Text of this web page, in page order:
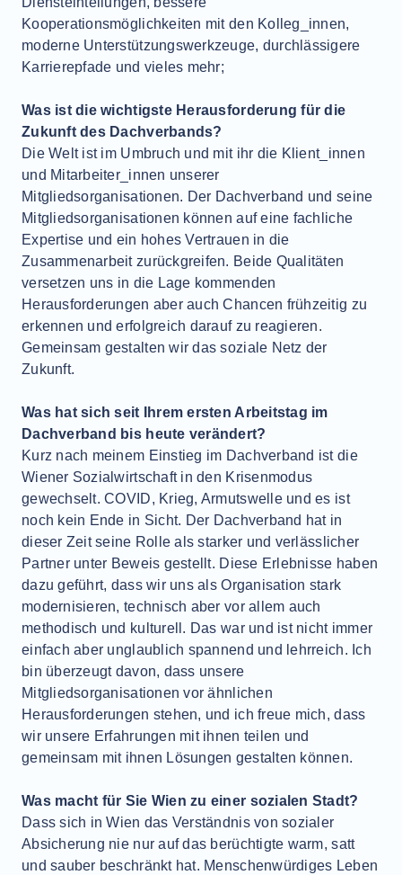
Kooperationsmöglichkeiten mit den Kolleg_innen,
moderne Unterstützungswerkzeuge, durchlässigere
Karrierepfade und vieles mehr;
Was ist die wichtigste Herausforderung für die
Zukunft des Dachverbands?
Die Welt ist im Umbruch und mit ihr die Klient_innen
und Mitarbeiter_innen unserer
Mitgliedsorganisationen. Der Dachverband und seine
Mitgliedsorganisationen können auf eine fachliche
Expertise und ein hohes Vertrauen in die
Zusammenarbeit zurückgreifen. Beide Qualitäten
versetzen uns in die Lage kommenden
Herausforderungen aber auch Chancen frühzeitig zu
erkennen und erfolgreich darauf zu reagieren.
Gemeinsam gestalten wir das soziale Netz der
Zukunft.
Was hat sich seit Ihrem ersten Arbeitstag im
Dachverband bis heute verändert?
Kurz nach meinem Einstieg im Dachverband ist die
Wiener Sozialwirtschaft in den Krisenmodus
gewechselt. COVID, Krieg, Armutswelle und es ist
noch kein Ende in Sicht. Der Dachverband hat in
dieser Zeit seine Rolle als starker und verlässlicher
Partner unter Beweis gestellt. Diese Erlebnisse haben
dazu geführt, dass wir uns als Organisation stark
modernisieren, technisch aber vor allem auch
methodisch und kulturell. Das war und ist nicht immer
einfach aber unglaublich spannend und lehrreich. Ich
bin überzeugt davon, dass unsere
Mitgliedsorganisationen vor ähnlichen
Herausforderungen stehen, und ich freue mich, dass
wir unsere Erfahrungen mit ihnen teilen und
gemeinsam mit ihnen Lösungen gestalten können.
Was macht für Sie Wien zu einer sozialen Stadt?
Dass sich in Wien das Verständnis von sozialer
Absicherung nie nur auf das berüchtigte warm, satt
und sauber beschränkt hat. Menschenwürdiges Leben